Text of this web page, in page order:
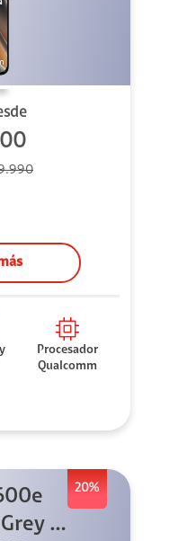
Procesador
Qualcomm
20%
Grey +